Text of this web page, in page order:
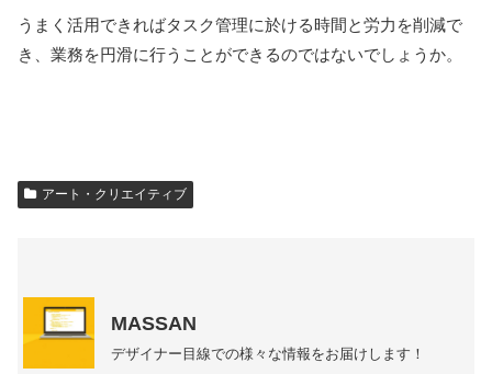
うまく活用できればタスク管理に於ける時間と労力を削減で
き、業務を円滑に行うことができるのではないでしょうか。
アート・クリエイティブ
MASSAN
デザイナー目線での様々な情報をお届けします！